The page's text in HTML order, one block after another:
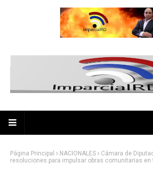
Página Principal NACIONALES
Cámara de
resoluciones para impulsar obras comunitarias en